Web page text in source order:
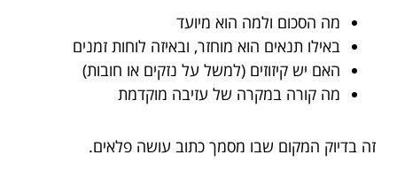
מה הסכום ולמה הוא מיועד
באילו תנאים הוא מוחזר, ובאיזה לוחות זמנים
האם יש קיזוזים (למשל על נזקים או חובות)
מה קורה במקרה של עזיבה מוקדמת
זה בדיוק המקום שבו מסמך כתוב עושה פלאים.